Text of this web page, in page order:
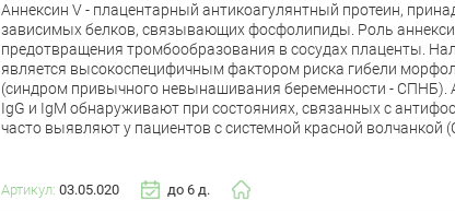
Аннексин V - плацентарный антикоагулянтный протеин,
зависимых белков, связывающих фосфолипиды. Роль
предотвращения тромбообразования в сосудах плаценты.
является высокоспецифичным фактором риска гибели
(синдром привычного невынашивания беременности - СПНБ).
IgG и IgM обнаруживают при состояниях, связанных с
часто выявляют у пациентов с системной красной волчанкой
Артикул: 03.05.020 до 6 д.